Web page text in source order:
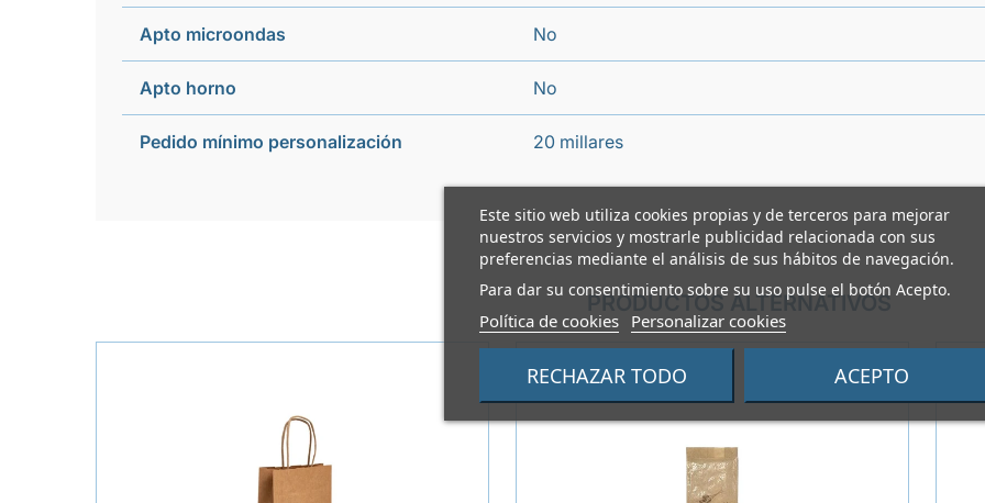
Este sitio web utiliza cookies propias y de terceros para mejorar
nuestros servicios y mostrarle publicidad relacionada con sus
preferencias mediante el análisis de sus hábitos de navegación.
Para dar su consentimiento sobre su uso pulse el botón Acepto.
Política de cookies Personalizar cookies
RECHAZAR TODO ACEPTO
Apto microondas No
Apto horno No
Pedido mínimo personalización 20 millares
PRODUCTOS ALTERNATIVOS